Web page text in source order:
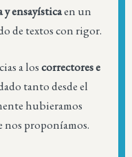
ensayísticaen un
de textos con rigor.
a loscorrectores e
tanto desde el
hubieramos
nos proponíamos.